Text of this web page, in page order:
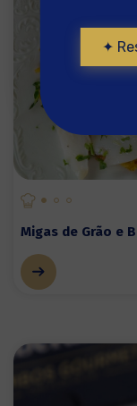
Migas de Grão e
✦